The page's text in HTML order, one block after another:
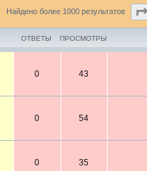
Найдено более 1000 результатов
ОТВЕТЫ ПРОСМОТРЫ
0 43
0 54
0 35